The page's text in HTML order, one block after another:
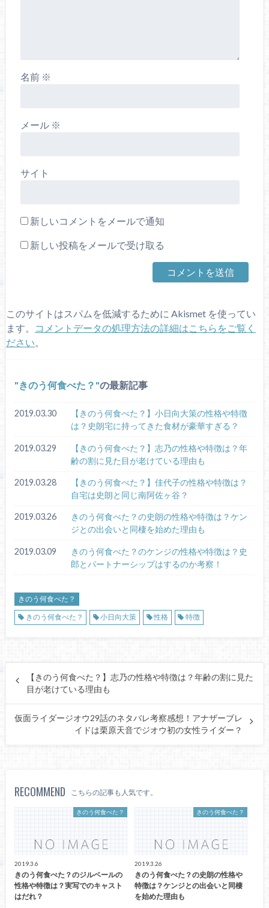
名前 ※
メール ※
サイト
新しいコメントをメールで通知
新しい投稿をメールで受け取る
このサイトはスパムを低減するために Akismet を使ってい
ます。
コメントデータの処理方法の詳細はこちらをご覧く
ださい
きのう何食べた？ の最新記事
2019.03.30
【きのう何食べた？】小日向大策の性格や特徴
は？史朗宅に持ってきた食材が豪華すぎる？
2019.03.29
【きのう何食べた？】志乃の性格や特徴は？年
齢の割に見た目が老けている理由も
2019.03.28
【きのう何食べた？】佳代子の性格や特徴は？
自宅は史朗と同じ南阿佐ヶ谷？
2019.03.26
きのう何食べた？の史朗の性格や特徴は？ケン
ジとの出会いと同棲を始めた理由も
2019.03.09
きのう何食べた？のケンジの性格や特徴は？史
郎とパートナーシップはするのか考察！
きのう何食べた？
きのう何食べた？
小日向大策 性格 特徴
【きのう何食べた？】志乃の性格や特徴は？年齢の割に見た
目が老けている理由も
仮面ライダージオウ29話のネタバレ考察感想！アナザーブレ
イドは栗原天音でジオウ初の女性ライダー？
RECOMMEND こちらの記事も人気です。
きのう何食べた？
2019.3.6
きのう何食べた？のジルベールの
性格や特徴は？実写でのキャスト
はだれ？
きのう何食べた？
2019.3.26
きのう何食べた？の史朗の性格や
特徴は？ケンジとの出会いと同棲
を始めた理由も